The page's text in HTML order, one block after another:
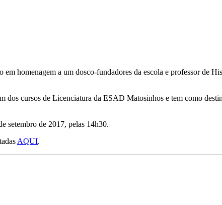
homenagem a um dosco-fundadores da escola e professor de
cursos de Licenciatura da ESAD Matosinhos e tem como
setembro de 2017, pelas 14h30.
AQUI.